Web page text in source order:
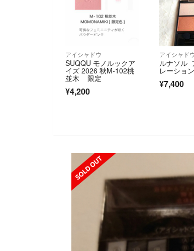
アイシャドウ
SUQQU モノルックア
イズ 2026 秋M-102桃
並木 限定
¥4,200
アイシャド
ルナソル
レーショ
¥7,400